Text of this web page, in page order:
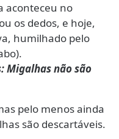
aconteceu no
os dedos, e hoje,
humilhado pelo
Migalhas não são
pelo menos ainda
são descartáveis.